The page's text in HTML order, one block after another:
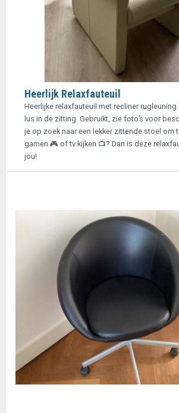
Heerlijk Relaxfauteuil
Heerlijke relaxfauteuil met recliner
lus in de zitting. Gebruikt, zie foto’s voor
je op zoek naar een lekker zittende stoel om
gamen 🎮 of tv kijken 📺? Dan is deze
jou!